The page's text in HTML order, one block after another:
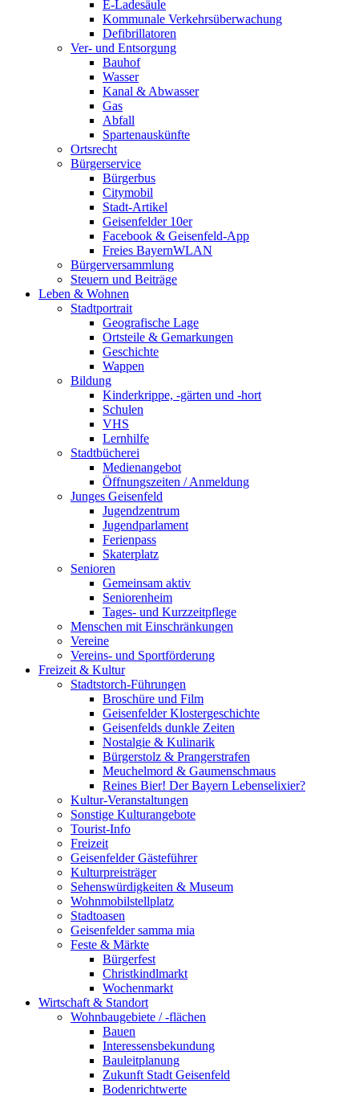
E-Ladesäule
Kommunale Verkehrsüberwachung
Defibrillatoren
Ver- und Entsorgung
Bauhof
Wasser
Kanal & Abwasser
Gas
Abfall
Spartenauskünfte
Ortsrecht
Bürgerservice
Bürgerbus
Citymobil
Stadt-Artikel
Geisenfelder 10er
Facebook & Geisenfeld-App
Freies BayernWLAN
Bürgerversammlung
Steuern und Beiträge
Leben & Wohnen
Stadtportrait
Geografische Lage
Ortsteile & Gemarkungen
Geschichte
Wappen
Bildung
Kinderkrippe, -gärten und -hort
Schulen
VHS
Lernhilfe
Stadtbücherei
Medienangebot
Öffnungszeiten / Anmeldung
Junges Geisenfeld
Jugendzentrum
Jugendparlament
Ferienpass
Skaterplatz
Senioren
Gemeinsam aktiv
Seniorenheim
Tages- und Kurzzeitpflege
Menschen mit Einschränkungen
Vereine
Vereins- und Sportförderung
Freizeit & Kultur
Stadtstorch-Führungen
Broschüre und Film
Geisenfelder Klostergeschichte
Geisenfelds dunkle Zeiten
Nostalgie & Kulinarik
Bürgerstolz & Prangerstrafen
Meuchelmord & Gaumenschmaus
Reines Bier! Der Bayern Lebenselixier?
Kultur-Veranstaltungen
Sonstige Kulturangebote
Tourist-Info
Freizeit
Geisenfelder Gästeführer
Kulturpreisträger
Sehenswürdigkeiten & Museum
Wohnmobilstellplatz
Stadtoasen
Geisenfelder samma mia
Feste & Märkte
Bürgerfest
Christkindlmarkt
Wochenmarkt
Wirtschaft & Standort
Wohnbaugebiete / -flächen
Bauen
Interessensbekundung
Bauleitplanung
Zukunft Stadt Geisenfeld
Bodenrichtwerte